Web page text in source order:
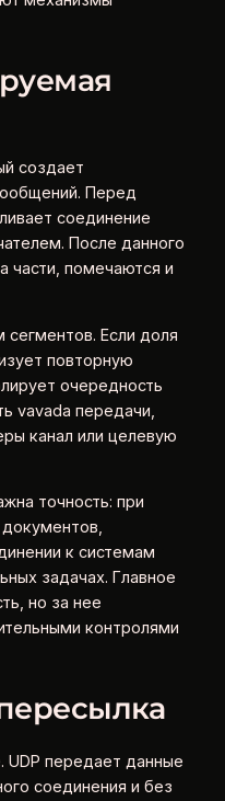
создает
Перед
соединение
После данного
части, помечаются и
сегментов. Если доля
повторную
очередность
vavada передачи,
канал или целевую
точность: при
к системам
задачах. Главное
но за нее
контролями
UDP передает данные
соединения и без